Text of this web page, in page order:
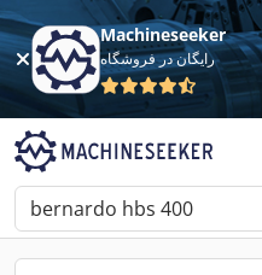
Machineseeker
رایگان در فروشگاه